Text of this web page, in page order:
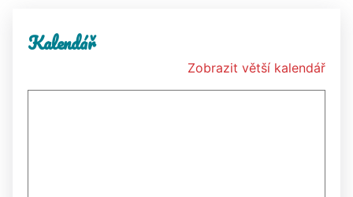
Kalendář
Zobrazit větší kalendář